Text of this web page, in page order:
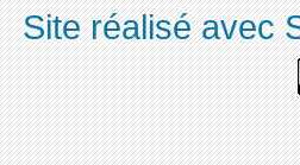
Site réalisé avec